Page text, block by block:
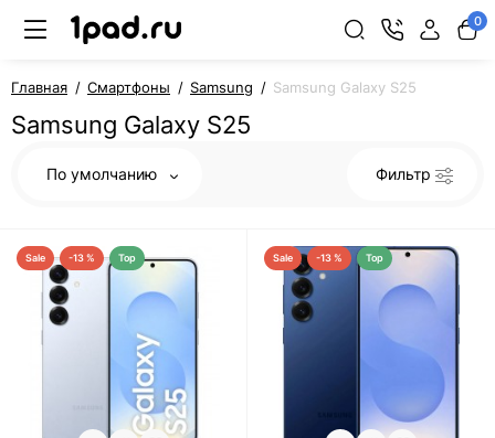
0
Главная Смартфоны Samsung Samsung Galaxy S25
Samsung Galaxy S25
По умолчанию Фильтр
Sale -13 % Top Sale -13 % Top